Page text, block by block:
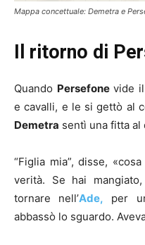
Mappa concettuale: Demetra e
Il ritorno di
Quando Persefonevide il
e cavalli, e le si gettò al
Demetra sentì una fitta al
“Figlia mia”, disse,
verità. Se hai
tornare nell’Ade, per
abbassò lo sguardo.